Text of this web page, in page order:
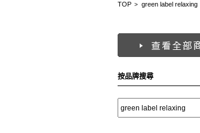
TOP > green label relaxing
按品牌搜尋